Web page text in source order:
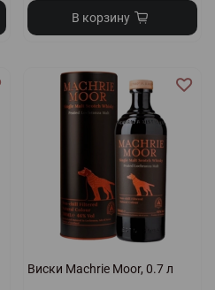
В корзину
Виски Machrie Moor, 0.7 л